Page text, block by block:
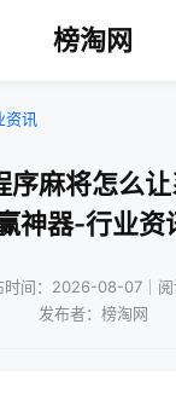
榜淘网
资讯
序麻将怎么
神器-行业资
时间：2026-08-07｜阅
发布者：榜淘网